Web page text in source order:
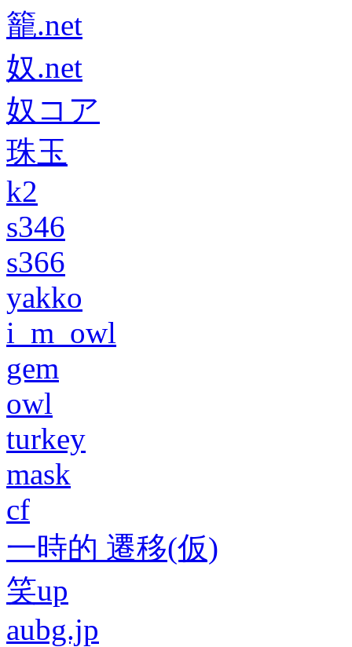
籠.net
奴.net
奴コア
珠玉
k2
s346
s366
yakko
i_m_owl
gem
owl
turkey
mask
cf
一時的 遷移(仮)
笑up
aubg.jp